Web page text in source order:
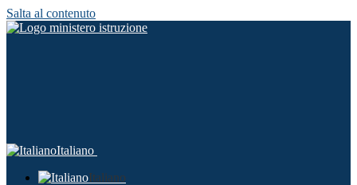
Salta al contenuto
Italiano
Italiano